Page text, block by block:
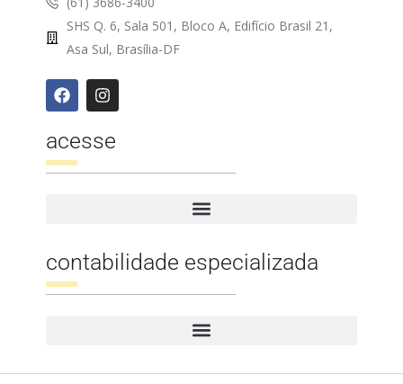
SHS Q. 6, Sala 501, Bloco A, Edifício Brasil 21,
Asa Sul, Brasília-DF
acesse
contabilidade especializada